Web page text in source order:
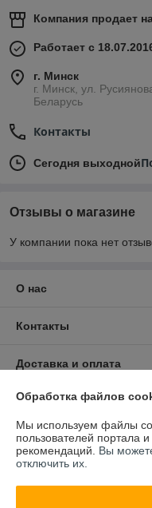
Компания продает
Работает с
г. Минск
г. Минск, ул.
Беларусь
Контакты
Сегодня выходной
Отзывы о магазине
У компании пока нет
О нас
Контакты
Доставка и оплата
График работы
Полная версия сайта
Обработка файлов
Мы используем файлы
пользователей портала
рекомендаций. Вы
отключить их.